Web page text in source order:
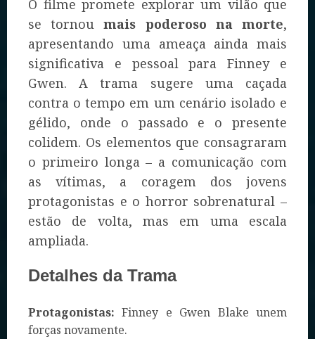
O filme promete explorar um vilão que
se tornoumais poderoso na morte,
apresentando uma ameaça ainda mais
significativa e pessoal para Finney e
Gwen. A trama sugere uma caçada
contra o tempo em um cenário isolado e
gélido, onde o passado e o presente
colidem. Os elementos que consagraram
o primeiro longa – a comunicação com
as vítimas, a coragem dos jovens
protagonistas e o horror sobrenatural –
estão de volta, mas em uma escala
ampliada.
Detalhes da Trama
Protagonistas: Finney e Gwen Blake unem
forças novamente.